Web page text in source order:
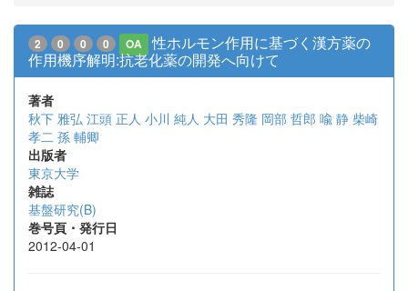
2 0 0 0 OA
性ホルモン作用に基づく漢方薬の
作用機序解明:抗老化薬の開発へ向けて
著者
秋下 雅弘 江頭 正人 小川 純人 大田 秀隆 岡部 哲郎 喩 静 柴崎
孝二 孫 輔卿
出版者
東京大学
雑誌
基盤研究(B)
巻号頁・発行日
2012-04-01